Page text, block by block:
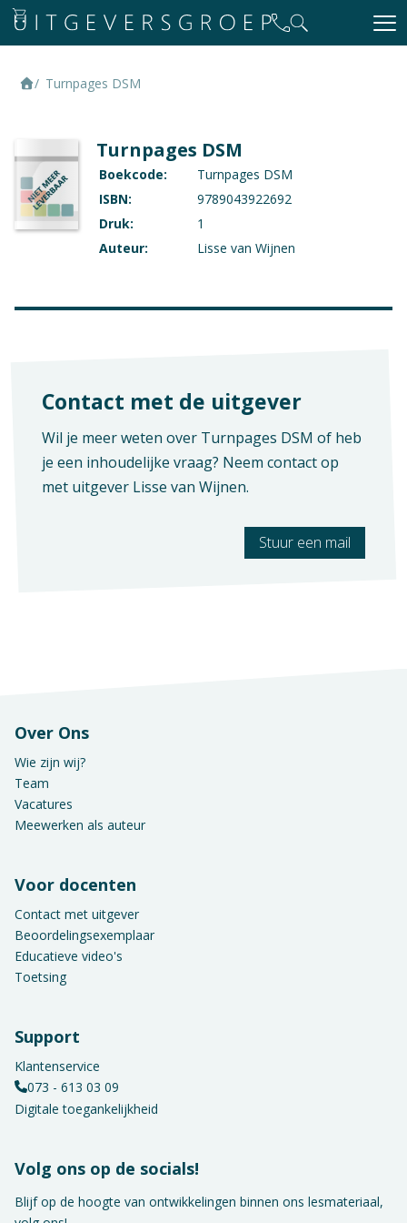
Turnpages DSM
Turnpages DSM
Boekcode:
Turnpages DSM
ISBN:
9789043922692
Druk:
1
Auteur:
Lisse van Wijnen
Contact met de uitgever
Wil je meer weten over Turnpages DSM of heb
je een inhoudelijke vraag? Neem contact op
met uitgever Lisse van Wijnen.
Stuur een mail
Over Ons
Wie zijn wij?
Team
Vacatures
Meewerken als auteur
Voor docenten
Contact met uitgever
Beoordelingsexemplaar
Educatieve video's
Toetsing
Support
Klantenservice
073 - 613 03 09
Digitale toegankelijkheid
Volg ons op de socials!
Blijf op de hoogte van ontwikkelingen binnen ons lesmateriaal,